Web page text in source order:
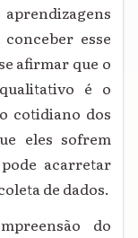
esse
afirmar que o
é o
cotidiano dos
eles sofrem
acarretar
de dados.
do